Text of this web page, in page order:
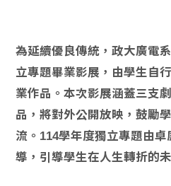
為延續優良傳統，政大廣電
立專題畢業影展，由學生自
業作品。本次影展涵蓋三支
品，將對外公開放映，鼓勵
流。114學年度獨立專題由
導，引導學生在人生轉折的